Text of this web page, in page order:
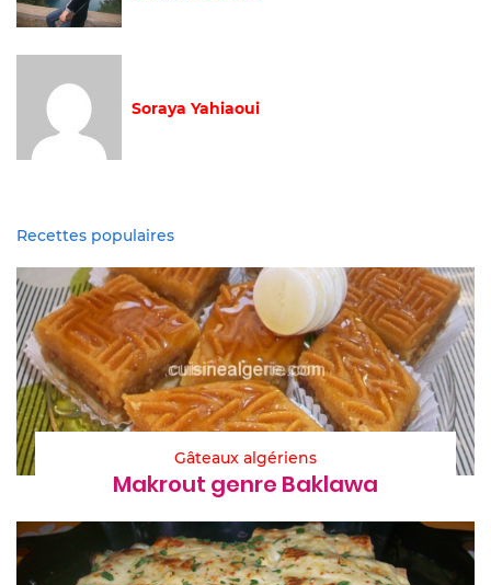
Soraya Yahiaoui
Recettes populaires
Gâteaux algériens
Makrout genre Baklawa